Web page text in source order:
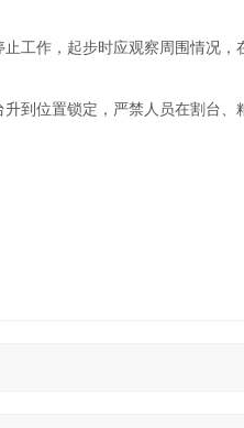
作，起步时应观察周围情况，
位置锁定，严禁人员在割台、